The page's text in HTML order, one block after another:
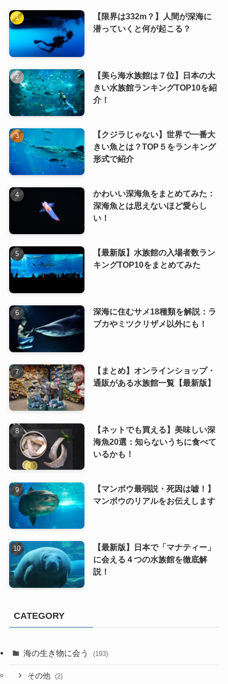
【限界は332m？】人間が深海に
潜っていくと何が起こる？
【美ら海水族館は７位】日本の大
きい水族館ランキングTOP10を紹
介！
【クジラじゃない】世界で一番大
きい魚とは？TOP５をランキング
形式で紹介
かわいい深海魚をまとめてみた：
深海魚とは思えないほど愛らし
い！
【最新版】水族館の入場者数ラン
キングTOP10をまとめてみた
深海に住むサメ18種類を解説：ラ
ブカやミツクリザメ以外にも！
【まとめ】オンラインショップ・
通販がある水族館一覧【最新版】
【ネットでも買える】美味しい深
海魚20選：知らないうちに食べて
いるかも！
【マンボウ最弱説・死因は嘘！】
マンボウのリアルをお伝えします
【最新版】日本で「マナティー」
に会える４つの水族館を徹底解
説！
CATEGORY
海の生き物に会う (193)
その他 (2)